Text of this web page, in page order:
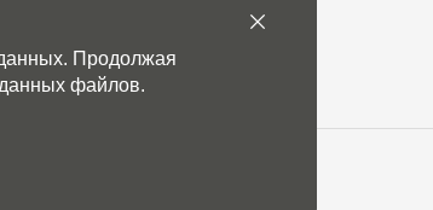
клиент!Продолжая
данных файлов.